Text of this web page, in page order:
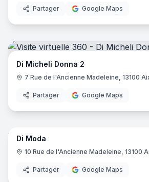
Partager Google Maps
Di Micheli Donna 2
7 Rue de l'Ancienne Madeleine, 13100
Partager Google Maps
Di Moda
10 Rue de l'Ancienne Madeleine, 13100
Partager Google Maps